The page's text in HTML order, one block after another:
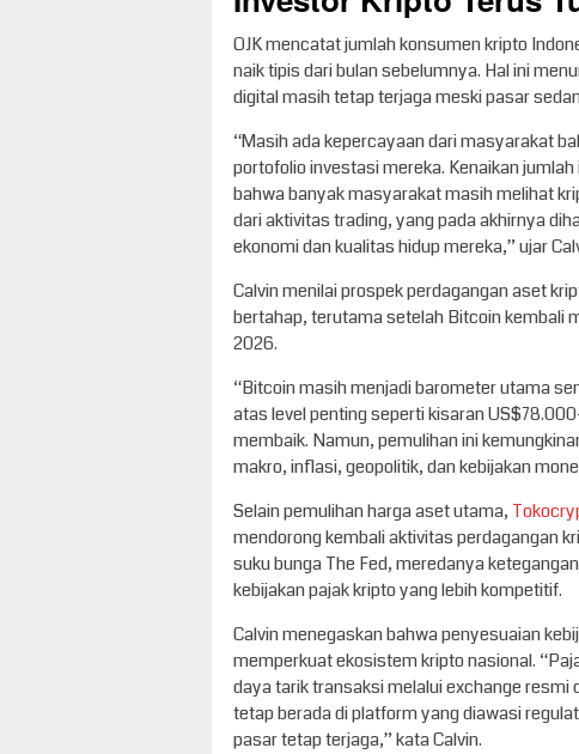
OJK mencatat jumlah konsumen kripto
naik tipis dari bulan sebelumnya. Hal ini
digital masih tetap terjaga meski pasar
“Masih ada kepercayaan dari masyarakat
portofolio investasi mereka. Kenaikan
bahwa banyak masyarakat masih melihat
dari aktivitas trading, yang pada akhirnya
ekonomi dan kualitas hidup mereka,” ujar
Calvin menilai prospek perdagangan aset
bertahap, terutama setelah Bitcoin kembali
2026.
“Bitcoin masih menjadi barometer utama
atas level penting seperti kisaran
membaik. Namun, pemulihan ini
makro, inflasi, geopolitik, dan kebijakan
Selain pemulihan harga aset utama,
mendorong kembali aktivitas perdagangan
suku bunga The Fed, meredanya
kebijakan pajak kripto yang lebih kompetitif.
Calvin menegaskan bahwa penyesuaian
memperkuat ekosistem kripto nasional.
daya tarik transaksi melalui exchange resmi
tetap berada di platform yang diawasi
pasar tetap terjaga,” kata Calvin.